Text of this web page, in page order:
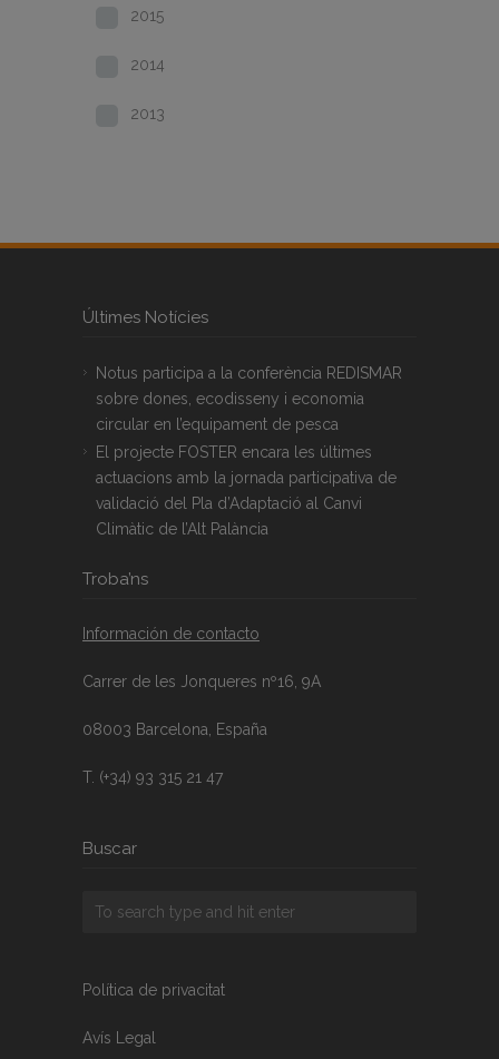
2015
2014
2013
Últimes Notícies
Notus participa a la conferència REDISMAR
sobre dones, ecodisseny i economia
circular en l’equipament de pesca
El projecte FOSTER encara les últimes
actuacions amb la jornada participativa de
validació del Pla d’Adaptació al Canvi
Climàtic de l’Alt Palància
Troba’ns
Información de contacto
Carrer de les Jonqueres nº16, 9A
08003 Barcelona, España
T. (+34) 93 315 21 47
Buscar
Política de privacitat
Avís Legal